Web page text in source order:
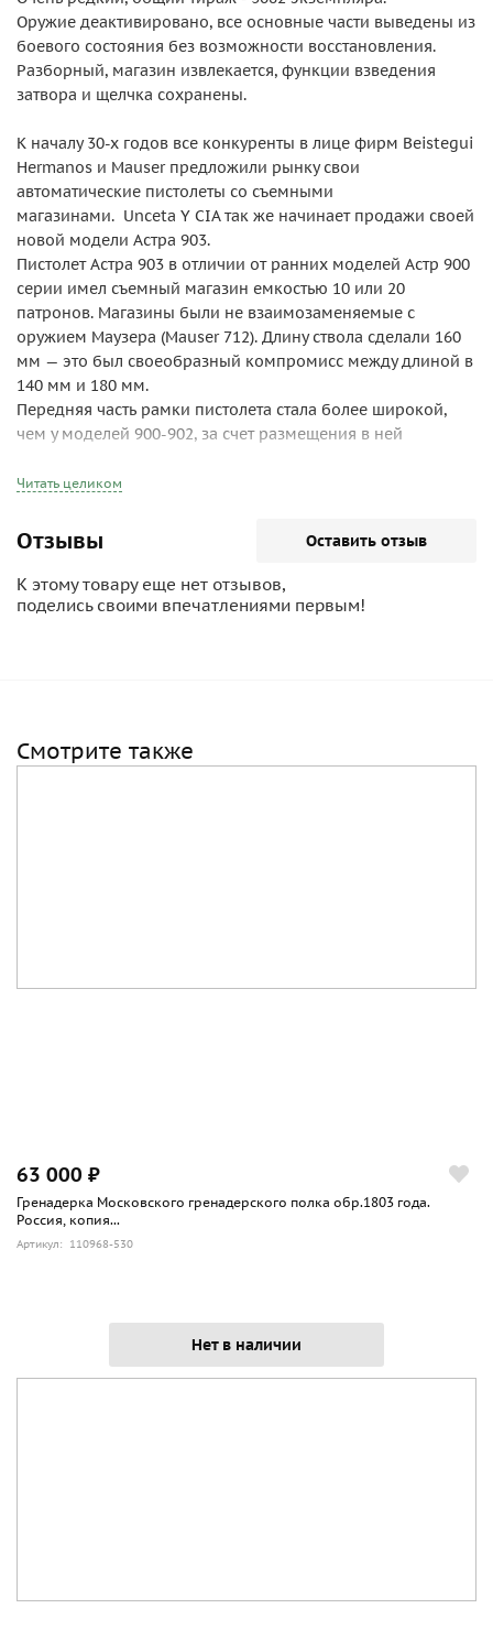
Оружие деактивировано, все основные части выведены из
боевого состояния без возможности восстановления.
Разборный, магазин извлекается, функции взведения
затвора и щелчка сохранены.
К началу 30-х годов все конкуренты в лице фирм Beistegui
Hermanos и Mauser предложили рынку свои
автоматические пистолеты со съемными
магазинами. Unceta Y CIA так же начинает продажи своей
новой модели Астра 903.
Пистолет Астра 903 в отличии от ранних моделей Астр 900
серии имел съемный магазин емкостью 10 или 20
патронов. Магазины были не взаимозаменяемые с
оружием Маузера (Mauser 712). Длину ствола сделали 160
мм — это был своеобразный компромисс между длиной в
140 мм и 180 мм.
Передняя часть рамки пистолета стала более широкой,
чем у моделей 900-902, за счет размещения в ней
разместила на правой стороне рамки.
механизм затворной задержки, что существенно
облегчало перезаряжание оружия. В период с 1932 по
1940 год было выпущено 3082 пистолета, в том числе 2000
штук Астры 903 были проданы в Германию в 1940-м и
Читать целиком
Отзывы Оставить отзыв
К этому товару еще нет отзывов,
поделись своими впечатлениями первым!
Смотрите также
63 000 ₽
Гренадерка Московского гренадерского полка обр.1803 года.
Россия, копия...
Артикул: 110968-530
Нет в наличии